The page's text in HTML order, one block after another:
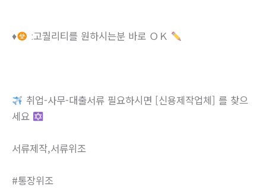
♦ ː고퀄리티를 원하시는분 바로 ＯＫ
취업-사무-대출서류 필요하시면 [신용제작업체] 를 찾으
세요
서류제작,서류위조
#통장위조